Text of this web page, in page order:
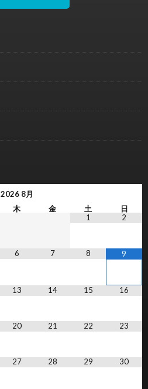
2026 8月
木 金 土
日
1
2
6 7 8 9
13 14 15 16
20 21 22 23
27 28 29 30